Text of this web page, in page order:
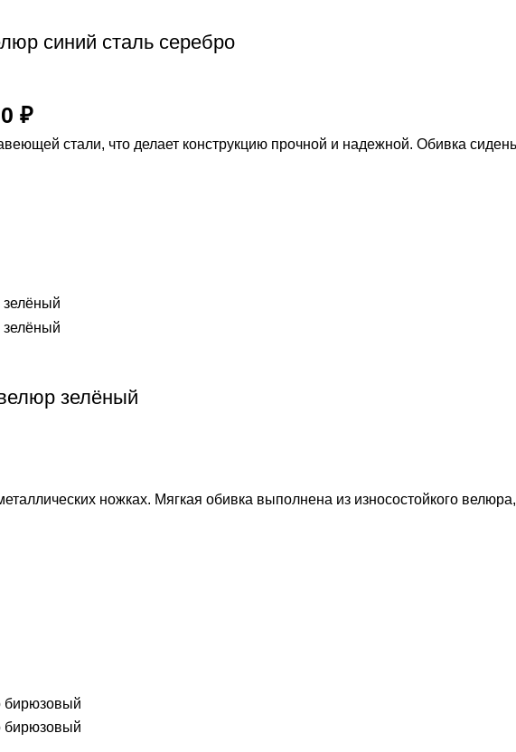
синий сталь серебро
₽
стали, что делает конструкцию прочной и надежной. Обивка
зелёный
ножках. Мягкая обивка выполнена из износостойкого